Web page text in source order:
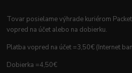
Tovar posielame výhrade kuriérom
vopred na účet alebo na dobierku.
Platba vopred na účet =3,50€ (Internet
Dobierka =4,50€